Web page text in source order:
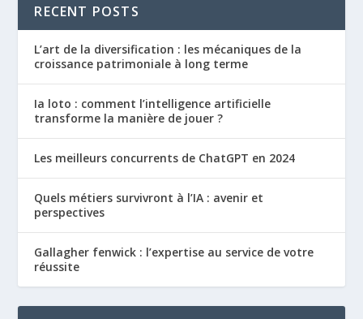
RECENT POSTS
L’art de la diversification : les mécaniques de la
croissance patrimoniale à long terme
Ia loto : comment l’intelligence artificielle
transforme la manière de jouer ?
Les meilleurs concurrents de ChatGPT en 2024
Quels métiers survivront à l’IA : avenir et
perspectives
Gallagher fenwick : l’expertise au service de votre
réussite